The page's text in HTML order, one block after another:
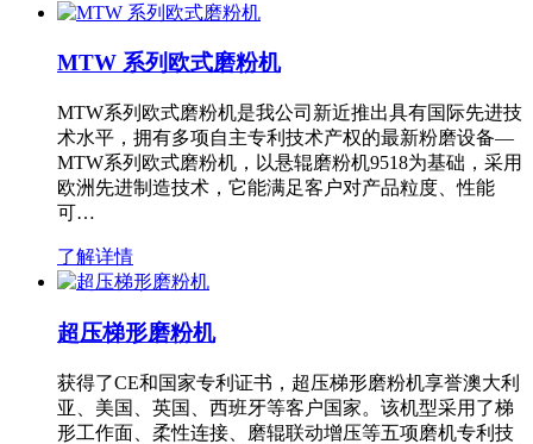
MTW 系列欧式磨粉机
MTW系列欧式磨粉机是我公司新近推出具有国际先进技
术水平，拥有多项自主专利技术产权的最新粉磨设备—
MTW系列欧式磨粉机，以悬辊磨粉机9518为基础，采用
欧洲先进制造技术，它能满足客户对产品粒度、性能
可…
了解详情
超压梯形磨粉机
获得了CE和国家专利证书，超压梯形磨粉机享誉澳大利
亚、美国、英国、西班牙等客户国家。该机型采用了梯
形工作面、柔性连接、磨辊联动增压等五项磨机专利技